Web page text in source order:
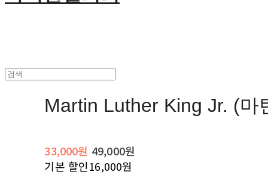
Martin Luther King Jr. (마
33,000원 49,000원
기본 할인16,000원